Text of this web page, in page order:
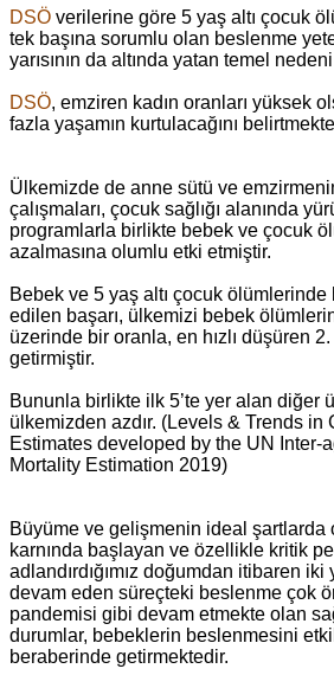
DSÖ verilerine göre 5 yaş altı çocuk
tek başına sorumlu olan beslenme
yarısının da altında yatan temel
DSÖ, emziren kadın oranları yüksek
fazla yaşamın kurtulacağını
Ülkemizde de anne sütü ve
çalışmaları, çocuk sağlığı alanında
programlarla birlikte bebek ve çocuk
azalmasına olumlu etki etmiştir.
Bebek ve 5 yaş altı çocuk
edilen başarı, ülkemizi bebek
üzerinde bir oranla, en hızlı düşüren
getirmiştir.
Bununla birlikte ilk 5’te yer alan diğer
ülkemizden azdır. (Levels & Trends in
Estimates developed by the UN Inter-
Mortality Estimation 2019)
Büyüme ve gelişmenin ideal
karnında başlayan ve özellikle kritik
adlandırdığımız doğumdan itibaren
devam eden süreçteki beslenme çok
pandemisi gibi devam etmekte olan
durumlar, bebeklerin beslenmesini
beraberinde getirmektedir.